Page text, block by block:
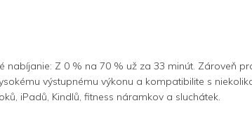
Z 0 % na 70 % už za 33 minút. Zároveň
výstupnému výkonu a kompatibilite s
iPadů, Kindlů, fitness náramkov a sluchátek.